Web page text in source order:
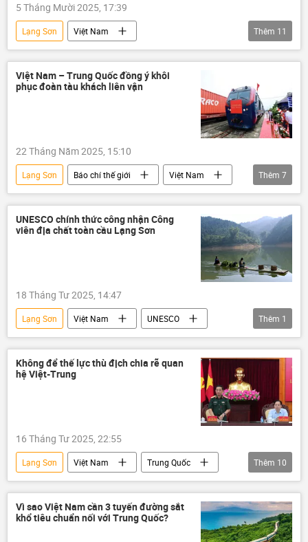
5 Tháng Mười 2025, 17:39
Lạng Sơn
Việt Nam
Mưa bão, lũ lụt lịch sử, thiên tai kinh hoàng ở Việt Nam
cơn bão
thông tin
Trung Quốc
Quảng Ninh
Thế giới
Thêm 11
Việt Nam – Trung Quốc đồng ý khôi
phục đoàn tàu khách liên vận
22 Tháng Năm 2025, 15:10
Lạng Sơn Báo chí thế giới
Việt Nam
Trung Quốc
đường sắt
dự án
hợp tác
Ảnh hưởng về kinh tế-xã hội của đại dịch COVID-19
Thêm 7
UNESCO chính thức công nhận Công
viên địa chất toàn cầu Lạng Sơn
18 Tháng Tư 2025, 14:47
Lạng Sơn Việt Nam
UNESCO
Thế giới
Thêm 1
Không để thế lực thù địch chia rẽ quan
hệ Việt-Trung
16 Tháng Tư 2025, 22:55
Lạng Sơn Việt Nam
Trung Quốc
quan hệ
Phan Văn Giang
Bộ Quốc phòng Việt Nam
Thế giới
thông tin
hợp tác
Chính trị
Thêm 10
Vì sao Việt Nam cần 3 tuyến đường sắt
khổ tiêu chuẩn nối với Trung Quốc?